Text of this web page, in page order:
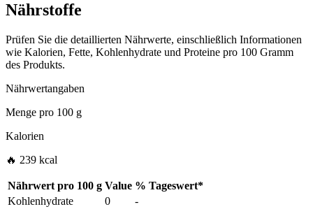
Nährstoffe
Prüfen Sie die detaillierten Nährwerte, einschließlich Informationen
wie Kalorien, Fette, Kohlenhydrate und Proteine pro 100 Gramm
des Produkts.
Nährwertangaben
Menge pro 100 g
Kalorien
🔥 239 kcal
Nährwert pro 100 g Value % Tageswert*
Kohlenhydrate
0
-